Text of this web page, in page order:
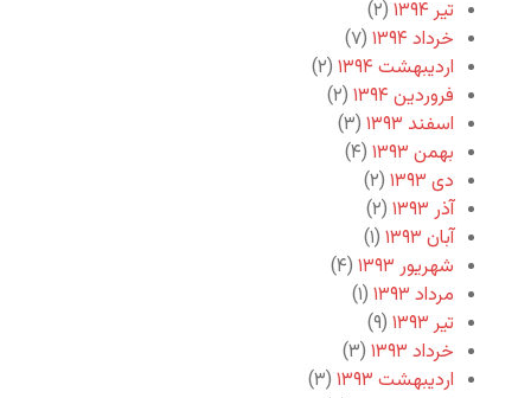
تیر ۱۳۹۴
(۲)
خرداد ۱۳۹۴
(۷)
اردیبهشت ۱۳۹۴
(۲)
فروردین ۱۳۹۴
(۲)
اسفند ۱۳۹۳
(۳)
بهمن ۱۳۹۳
(۴)
دی ۱۳۹۳
(۲)
آذر ۱۳۹۳
(۲)
آبان ۱۳۹۳
(۱)
شهریور ۱۳۹۳
(۴)
مرداد ۱۳۹۳
(۱)
تیر ۱۳۹۳
(۹)
خرداد ۱۳۹۳
(۳)
اردیبهشت ۱۳۹۳
(۳)